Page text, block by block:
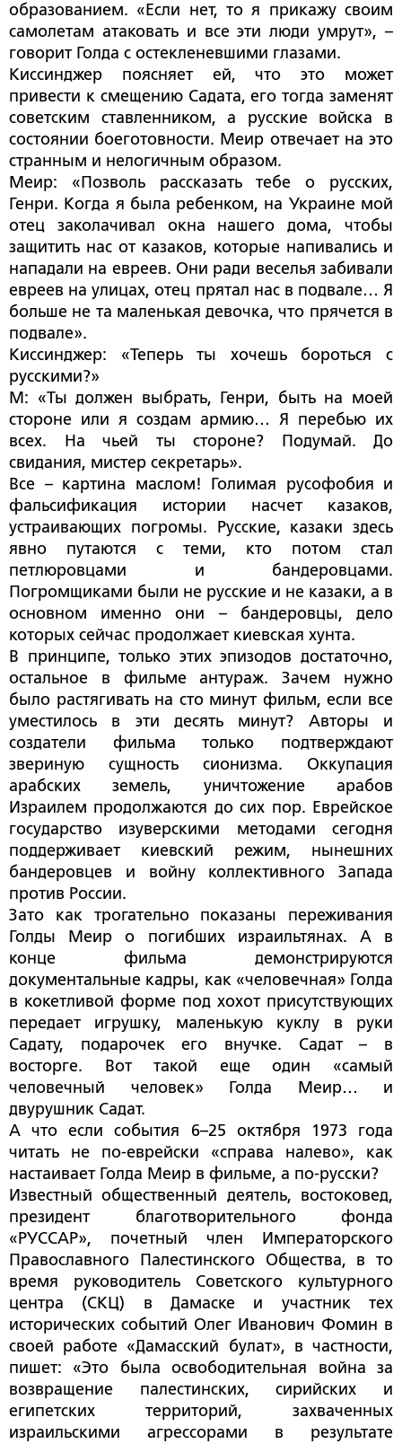
образованием. «Если нет, то я прикажу своим
самолетам атаковать и все эти люди умрут», –
говорит Голда с остекленевшими глазами.
Киссинджер поясняет ей, что это может
привести к смещению Садата, его тогда заменят
советским ставленником, а русские войска в
состоянии боеготовности. Меир отвечает на это
странным и нелогичным образом.
Меир: «Позволь рассказать тебе о русских,
Генри. Когда я была ребенком, на Украине мой
отец заколачивал окна нашего дома, чтобы
защитить нас от казаков, которые напивались и
нападали на евреев. Они ради веселья забивали
евреев на улицах, отец прятал нас в подвале… Я
больше не та маленькая девочка, что прячется в
подвале».
Киссинджер: «Теперь ты хочешь бороться с
русскими?»
М: «Ты должен выбрать, Генри, быть на моей
стороне или я создам армию… Я перебью их
всех. На чьей ты стороне? Подумай. До
свидания, мистер секретарь».
Все – картина маслом! Голимая русофобия и
фальсификация истории насчет казаков,
устраивающих погромы. Русские, казаки здесь
явно путаются с теми, кто потом стал
петлюровцами и бандеровцами.
Погромщиками были не русские и не казаки, а в
основном именно они – бандеровцы, дело
которых сейчас продолжает киевская хунта.
В принципе, только этих эпизодов достаточно,
остальное в фильме антураж. Зачем нужно
было растягивать на сто минут фильм, если все
уместилось в эти десять минут? Авторы и
создатели фильма только подтверждают
звериную сущность сионизма. Оккупация
арабских земель, уничтожение арабов
Израилем продолжаются до сих пор. Еврейское
государство изуверскими методами сегодня
поддерживает киевский режим, нынешних
бандеровцев и войну коллективного Запада
против России.
Зато как трогательно показаны переживания
Голды Меир о погибших израильтянах. А в
конце фильма демонстрируются
документальные кадры, как «человечная» Голда
в кокетливой форме под хохот присутствующих
передает игрушку, маленькую куклу в руки
Садату, подарочек его внучке. Садат – в
восторге. Вот такой еще один «самый
человечный человек» Голда Меир… и
двурушник Садат.
А что если события 6–25 октября 1973 года
читать не по-еврейски «справа налево», как
настаивает Голда Меир в фильме, а по-русски?
Известный общественный деятель, востоковед,
президент благотворительного фонда
«РУССАР», почетный член Императорского
Православного Палестинского Общества, в то
время руководитель Советского культурного
центра (СКЦ) в Дамаске и участник тех
исторических событий Олег Иванович Фомин в
своей работе «Дамасский булат», в частности,
пишет: «Это была освободительная война за
возвращение палестинских, сирийских и
египетских территорий, захваченных
израильскими агрессорами в результате